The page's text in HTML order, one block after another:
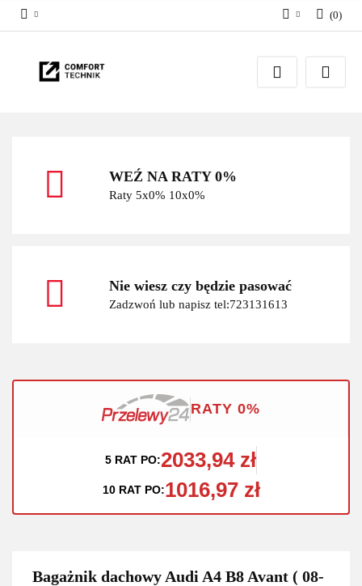
Zaloguj się
Zarejestruj się
(0)
WEŹ NA RATY 0%
Raty 5x0% 10x0%
Nie wiesz czy będzie pasować
Zadzwoń lub napisz tel:723131613
RATY 0%
5 RAT PO:2033,94 zł
10 RAT PO:1016,97 zł
Bagażnik dachowy Audi A4 B8 Avant ( 08-